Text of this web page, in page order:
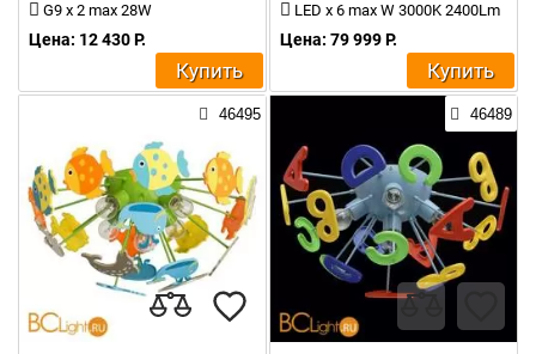
G9 x 2 max 28W
Цена: 12 430 Р.
Купить
LED x 6 max W 3000K 2400Lm
Цена: 79 999 Р.
Купить
46495 46489